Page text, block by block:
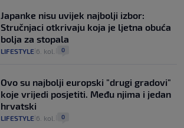
Japanke nisu uvijek najbolji izbor:
Stručnjaci otkrivaju koja je ljetna obuća
bolja za stopala
LIFESTYLE 6. kol. 0
Ovo su najbolji europski "drugi gradovi"
koje vrijedi posjetiti. Među njima i jedan
hrvatski
LIFESTYLE 6. kol. 0